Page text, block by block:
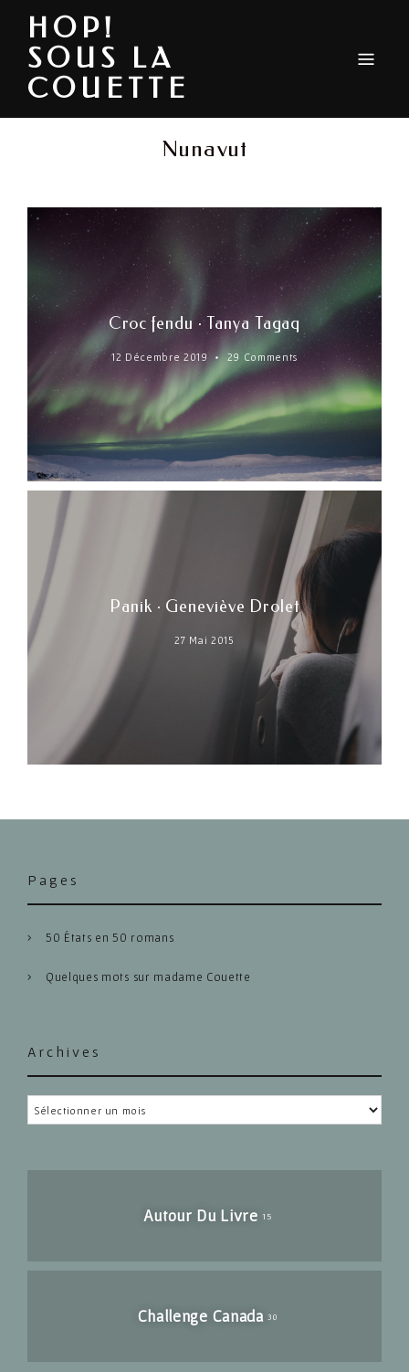
HOP!
SOUS LA
COUETTE
Nunavut
Croc fendu · Tanya Tagaq
12 Décembre 2019 29 Comments
Panik · Geneviève Drolet
27 Mai 2015
Pages
50 États en 50 romans
Quelques mots sur madame Couette
Archives
Archives
Autour Du Livre 15
Challenge Canada 30